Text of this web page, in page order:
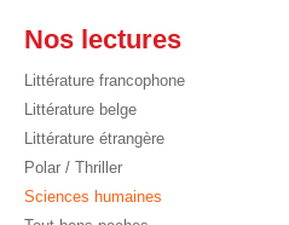
Nos lectures
Littérature francophone
Littérature belge
Littérature étrangère
Polar / Thriller
Sciences humaines